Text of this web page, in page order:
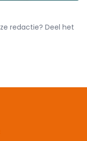
redactie? Deel het